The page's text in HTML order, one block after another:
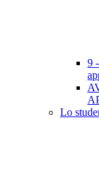
9
Lo